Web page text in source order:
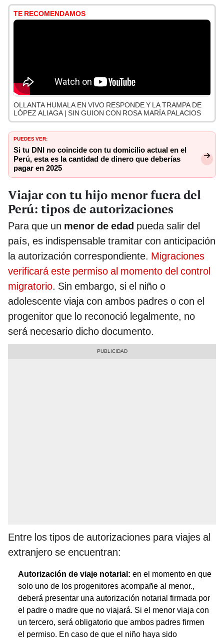
TE RECOMENDAMOS
OLLANTA HUMALA EN VIVO RESPONDE Y LA TRAMPA DE
LÓPEZ ALIAGA | SIN GUION CON ROSA MARÍA PALACIOS
PUEDES VER:
Si tu DNI no coincide con tu domicilio actual en el
Perú, esta es la cantidad de dinero que deberías
pagar en 2025
Viajar con tu hijo menor fuera del
Perú: tipos de autorizaciones
Para que un menor de edad pueda salir del
país, es indispensable tramitar con anticipación
la autorización correspondiente. Migraciones
verificará este permiso al momento del control
migratorio. Sin embargo, si el niño o
adolescente viaja con ambos padres o con el
progenitor que lo reconoció legalmente, no
será necesario dicho documento.
Entre los tipos de autorizaciones para viajes al
extranjero se encuentran:
Autorización de viaje notarial: en el momento en que
solo uno de los progenitores acompañe al menor.,
deberá presentar una autorización notarial firmada por
el padre o madre que no viajará. Si el menor viaja con
un tercero, será obligatorio que ambos padres firmen
el permiso. En caso de que el niño haya sido